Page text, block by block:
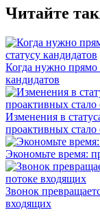
Читайте
Когда нужно прямо
кандидатов
Изменения в
проактивных
Экономьте время:
Звонок
входящих